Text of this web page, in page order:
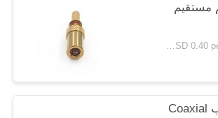
اهم مستقیم
USD 0.40 per pcs MOQ:1000 عدد
اتصالات ضد آب Coaxial